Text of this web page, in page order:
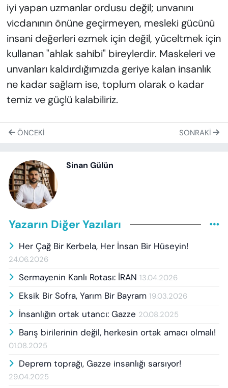
iyi yapan uzmanlar ordusu değil; unvanını
vicdanının önüne geçirmeyen, mesleki gücünü
insani değerleri ezmek için değil, yüceltmek için
kullanan "ahlak sahibi" bireylerdir. Maskeleri ve
unvanları kaldırdığımızda geriye kalan insanlık
ne kadar sağlam ise, toplum olarak o kadar
temiz ve güçlü kalabiliriz.
ÖNCEKI SONRAKI
Sinan Gülün
Yazarın Diğer Yazıları
Her Çağ Bir Kerbela, Her İnsan Bir Hüseyin!
24.06.2026
Sermayenin Kanlı Rotası: İRAN 13.04.2026
Eksik Bir Sofra, Yarım Bir Bayram 19.03.2026
İnsanlığın ortak utancı: Gazze 20.08.2025
Barış birilerinin değil, herkesin ortak amacı olmalı!
01.08.2025
Deprem toprağı, Gazze insanlığı sarsıyor!
29.04.2025